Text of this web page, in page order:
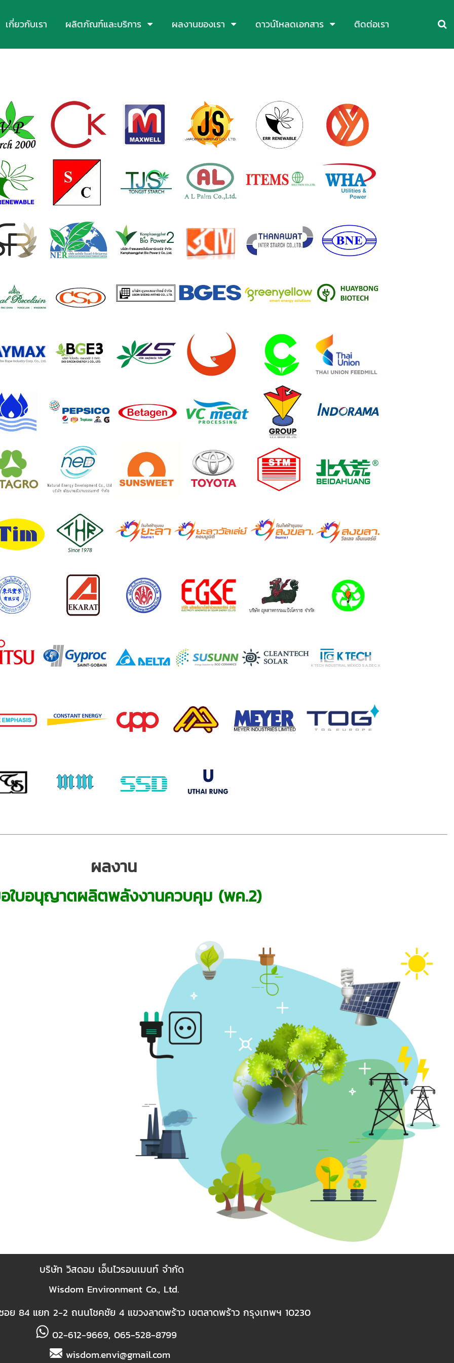
เกี่ยวกับเรา ผลิตภัณฑ์และบริการ ผลงานของเรา ดาวน์โหลดเอกสาร ติดต่อเรา
ผลงาน
ใบอนุญาตผลิตพลังงานควบคุม (พค.2)
บริษัท วิสดอม เอ็นไวรอนเมนท์ จำกัด
Wisdom Environment Co., Ltd.
อย 84 แยก 2-2 ถนนโชคชัย 4 แขวงลาดพร้าว เขตลาดพร้าว กรุงเทพฯ 10230
02-612-9669, 065-528-8799
wisdom.envi@gmail.com